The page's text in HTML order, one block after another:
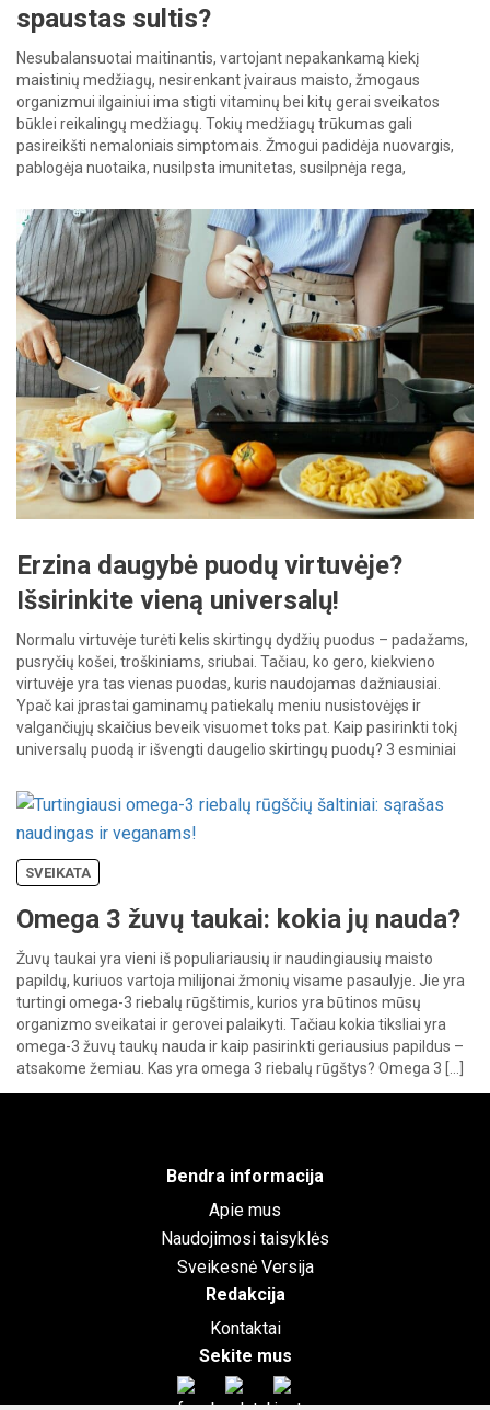
spaustas sultis?
Nesubalansuotai maitinantis, vartojant nepakankamą kiekį
maistinių medžiagų, nesirenkant įvairaus maisto, žmogaus
organizmui ilgainiui ima stigti vitaminų bei kitų gerai sveikatos
būklei reikalingų medžiagų. Tokių medžiagų trūkumas gali
pasireikšti nemaloniais simptomais. Žmogui padidėja nuovargis,
pablogėja nuotaika, nusilpsta imunitetas, susilpnėja rega,
tokiems požymiams, dažniausiai keliaujama į vaistinę ir […]
Erzina daugybė puodų virtuvėje?
Išsirinkite vieną universalų!
Normalu virtuvėje turėti kelis skirtingų dydžių puodus – padažams,
pusryčių košei, troškiniams, sriubai. Tačiau, ko gero, kiekvieno
virtuvėje yra tas vienas puodas, kuris naudojamas dažniausiai.
Ypač kai įprastai gaminamų patiekalų meniu nusistovėjęs ir
valgančiųjų skaičius beveik visuomet toks pat. Kaip pasirinkti tokį
universalų puodą ir išvengti daugelio skirtingų puodų? 3 esminiai
SVEIKATA
Omega 3 žuvų taukai: kokia jų nauda?
Žuvų taukai yra vieni iš populiariausių ir naudingiausių maisto
papildų, kuriuos vartoja milijonai žmonių visame pasaulyje. Jie yra
turtingi omega-3 riebalų rūgštimis, kurios yra būtinos mūsų
organizmo sveikatai ir gerovei palaikyti. Tačiau kokia tiksliai yra
omega-3 žuvų taukų nauda ir kaip pasirinkti geriausius papildus –
atsakome žemiau. Kas yra omega 3 riebalų rūgštys? Omega 3 […]
Bendra informacija
Apie mus
Naudojimosi taisyklės
Sveikesnė Versija
Redakcija
Kontaktai
Sekite mus